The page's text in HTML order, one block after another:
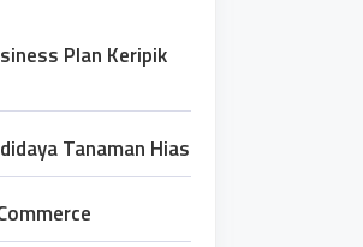
Plan Keripik
Tanaman Hias